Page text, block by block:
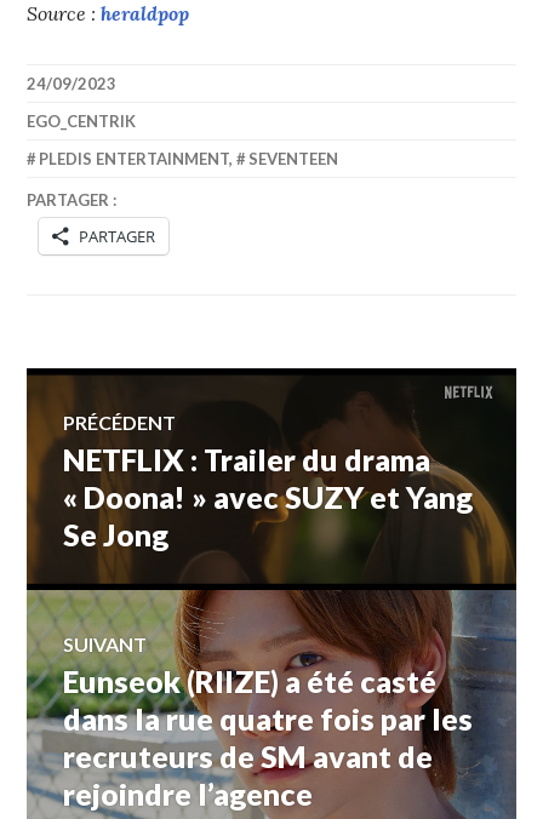
Source :heraldpop
24/09/2023
EGO_CENTRIK
PLEDIS ENTERTAINMENT, SEVENTEEN
PARTAGER :
PARTAGER
Navigation
de
l’article
PRÉCÉDENT
Article
précédent :
NETFLIX : Trailer du drama
« Doona! » avec SUZY et Yang
Se Jong
SUIVANT
Article
Suivant:
Eunseok (RIIZE) a été casté
dans la rue quatre fois par les
recruteurs de SM avant de
rejoindre l’agence